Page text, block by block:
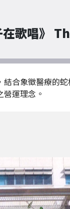
在歌唱》
合象徵醫療的
運理念。